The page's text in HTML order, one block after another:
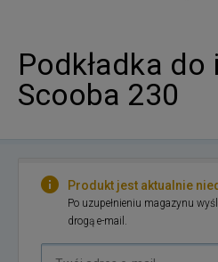
Podkładka do
Scooba 230
Produkt jest aktualnie
Po uzupełnieniu magazynu
drogą e-mail.